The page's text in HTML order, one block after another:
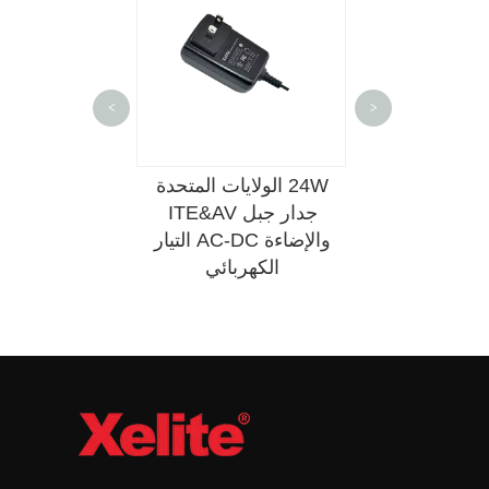
24W الولايات المتحدة
جدار جبل ITE&AV
والإضاءة AC-DC التيار
الكهربائي
< >
رمز الاستجابة السريعة وي شات